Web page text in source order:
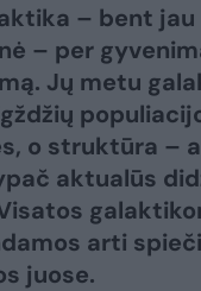
– bent jau
– per
Jų metu
o struktūra –
aktualūs
arti
juose.